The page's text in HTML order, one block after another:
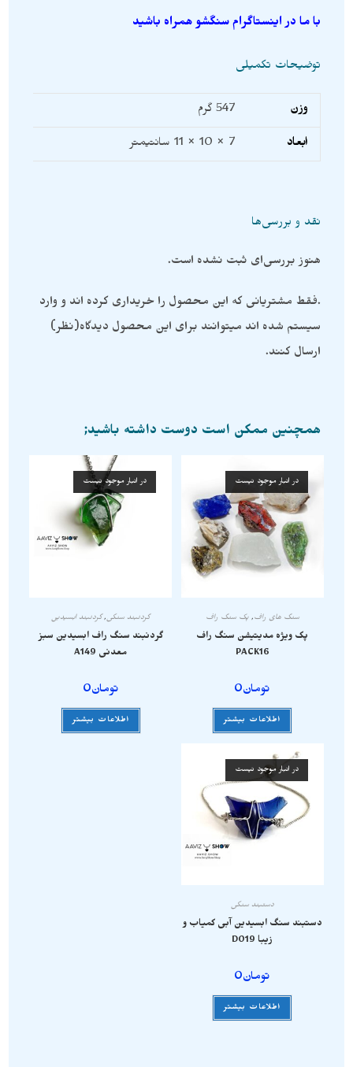
با ما در اینستاگرام سنگشو همراه باشید
توضیحات تکمیلی
وزن 547 گرم
ابعاد 7 × 10 × 11 سانتیمتر
نقد و بررسی‌ها
هنوز بررسی‌ای ثبت نشده است.
.فقط مشتریانی که این محصول را خریداری کرده اند و وارد
سیستم شده اند میتوانند برای این محصول دیدگاه(نظر)
ارسال کنند.
همچنین ممکن است دوست داشته باشید;
در انبار موجود نیست
سنگ های راف,پک سنگ راف
پک ویژه مدیتیشن سنگ راف
PACK16
تومان0
اطلاعات بیشتر
در انبار موجود نیست
گردنبند سنگی,گردنبند ابسیدین
گردنبند سنگ راف ابسیدین سبز
معدنی A149
تومان0
اطلاعات بیشتر
در انبار موجود نیست
دستبند سنگی
دستبند سنگ ابسیدین آبی کمیاب و
زیبا D019
تومان0
اطلاعات بیشتر